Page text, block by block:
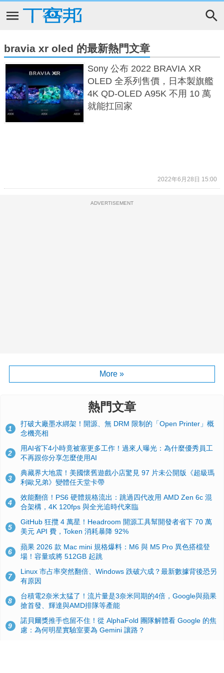
bravia xr oled 的最新熱門文章
Sony 公布 2022 BRAVIA XR
OLED 全系列售價，日本製旗艦
4K QD-OLED A95K 不用 10 萬
就能扛回家
2022年6月28日 15:00
ADVERTISEMENT
More »
熱門文章
1
打破大廠墨水綁架！開源、無 DRM 限制的「Open Printer」概
念機亮相
2
用AI省下4小時竟被塞更多工作！過來人曝光：為什麼優秀員工
不再跟你分享怎麼使用AI
3
典藏界大地震！美國懷舊遊戲小店驚見 97 片未公開版《超級瑪
利歐兄弟》變體任天堂卡帶
4
效能翻倍！PS6 硬體規格流出：跳過四代改用 AMD Zen 6c 混
合架構，4K 120fps 與全光追時代來臨
5
GitHub 狂攬 4 萬星！Headroom 開源工具幫開發者省下 70 萬
美元 API 費，Token 消耗暴降 92%
6
蘋果 2026 款 Mac mini 規格爆料：M6 與 M5 Pro 異色搭檔登
場！容量或將 512GB 起跳
7
Linux 市占率突然翻倍、Windows 跌破六成？最新數據背後恐另
有原因
8
台積電2奈米太猛了！流片量是3奈米同期的4倍，Google與蘋果
搶首發、輝達與AMD排隊等產能
9
諾貝爾獎推手也留不住！從 AlphaFold 團隊解體看 Google 的焦
慮：為何明星實驗室要為 Gemini 讓路？